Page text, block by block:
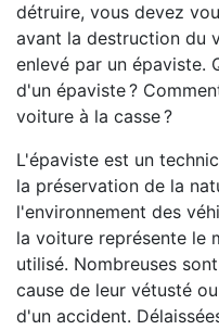
détruire, vous devez
avant la destruction du
enlevé par un épaviste.
d'un épaviste ?
voiture à la casse ?
L'épaviste est un
la préservation de la
l'environnement des
la voiture représente le
utilisé. Nombreuses
cause de leur vétusté
d'un accident.